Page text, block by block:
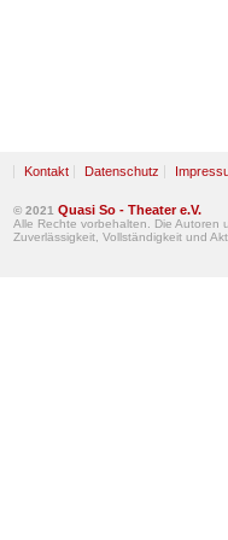
Kontakt Datenschutz
© 2021 Quasi So - Theater e.V.
Alle Rechte vorbehalten. Die Autoren
Zuverlässigkeit, Vollständigkeit und